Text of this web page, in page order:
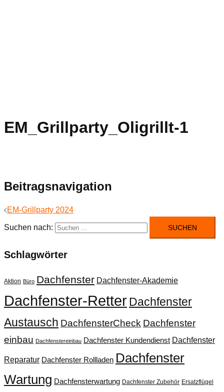
EM_Grillparty_Oligrillt-1
Beitragsnavigation
EM-Grillparty 2024
Suchen nach:
Schlagwörter
Aktion Büro Dachfenster Dachfenster-Akademie
Dachfenster-RetterDachfenster
Austausch DachfensterCheck Dachfenster
einbau Dachfenstereinbau Dachfenster Kundendienst Dachfenster
Reparatur Dachfenster Rollladen Dachfenster
Wartung Dachfensterwartung Dachfenster Zubehör Ersatzflügel